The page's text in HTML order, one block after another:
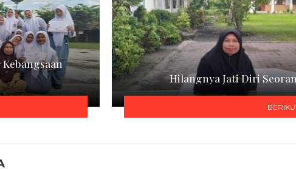
Hilangnya Jati Diri